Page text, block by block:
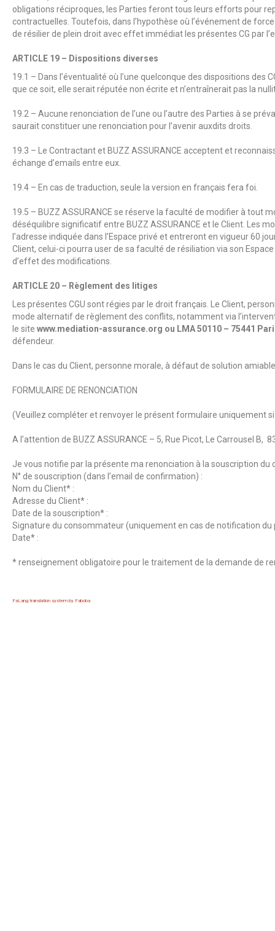
obligations réciproques, les Parties feront tous leurs efforts pour
contractuelles. Toutefois, dans l’hypothèse où l’événement de
de résilier de plein droit avec effet immédiat les présentes CG par
ARTICLE 19 – Dispositions diverses
19.1 – Dans l’éventualité où l’une quelconque des dispositions
que ce soit, elle serait réputée non écrite et n’entraînerait pas la
19.2 – Aucune renonciation de l’une ou l’autre des Parties à se
saurait constituer une renonciation pour l’avenir auxdits droits.
19.3 – Le Contractant et BUZZ ASSURANCE acceptent et
échange d’emails entre eux.
19.4 – En cas de traduction, seule la version en français fera foi.
19.5 – BUZZ ASSURANCE se réserve la faculté de modifier à tout
déséquilibre significatif entre BUZZ ASSURANCE et le Client. Les
l’adresse indiquée dans l’Espace privé et entreront en vigueur 60
Client, celui-ci pourra user de sa faculté de résiliation via son
d’effet des modifications.
ARTICLE 20 – Règlement des litiges
Les présentes CGU sont régies par le droit français. Le Client,
mode alternatif de règlement des conflits, notamment via
le site www.mediation-assurance.org ou LMA 50110 – 75441
défendeur.
Dans le cas du Client, personne morale, à défaut de solution
FORMULAIRE DE RENONCIATION
(Veuillez compléter et renvoyer le présent formulaire uniquement
A l’attention de BUZZ ASSURANCE – 5, Rue Picot, Le Carrousel B,
Je vous notifie par la présente ma renonciation à la souscription
N° de souscription (dans l’email de confirmation) :
Nom du Client* :
Adresse du Client* :
Date de la souscription* :
Signature du consommateur (uniquement en cas de notification
Date* :
* renseignement obligatoire pour le traitement de la demande de
FaLang translation system by Faboba